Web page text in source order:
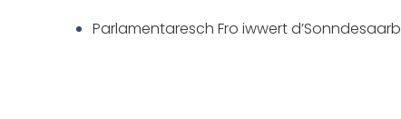
Parlamentaresch Fro iwwert